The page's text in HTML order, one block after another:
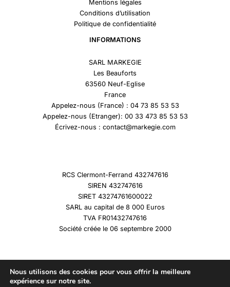
Mentions légales
Conditions d’utilisation
Politique de confidentialité
INFORMATIONS
SARL MARKEGIE
Les Beauforts
63560 Neuf-Eglise
France
Appelez-nous (France) : 04 73 85 53 53
Appelez-nous (Etranger): 00 33 473 85 53 53
Écrivez-nous : contact@markegie.com
RCS Clermont-Ferrand 432747616
SIREN 432747616
SIRET 43274761600022
SARL au capital de 8 000 Euros
TVA FR01432747616
Société créée le 06 septembre 2000
Nous utilisons des cookies pour vous offrir la meilleure
expérience sur notre site.